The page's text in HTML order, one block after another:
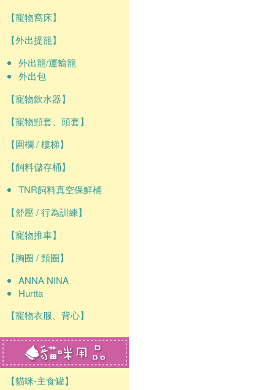
【寵物窩床】
【外出提籠】
外出籠/運輸籠
外出包
【寵物飲水器】
【寵物頸套、頭套】
【圍欄 / 樓梯】
【飼料儲存桶】
TNR飼料真空保鮮桶
【舒壓 / 行為訓練】
【寵物推車】
【胸圈 / 頸圈】
ANNA NINA
Hurtta
【寵物衣服、背心】
【貓咪-主食罐】